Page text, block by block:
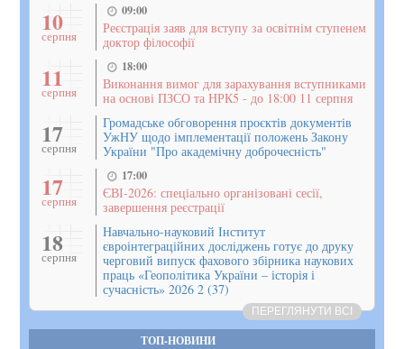
10
серпня
09:00
Реєстрація заяв для вступу за освітнім ступенем
доктор філософії
11
серпня
18:00
Виконання вимог для зарахування вступниками
на основі ПЗСО та НРК5 - до 18:00 11 серпня
17
серпня
Громадське обговорення проєктів документів
УжНУ щодо імплементації положень Закону
України "Про академічну доброчесність"
17
серпня
17:00
ЄВІ-2026: спеціально організовані сесії,
завершення реєстрації
18
серпня
Навчально-науковий Інститут
євроінтеграційних досліджень готує до друку
черговий випуск фахового збірника наукових
праць «Геополітика України – історія і
сучасність» 2026 2 (37)
ПЕРЕГЛЯНУТИ ВСІ
ТОП-НОВИНИ